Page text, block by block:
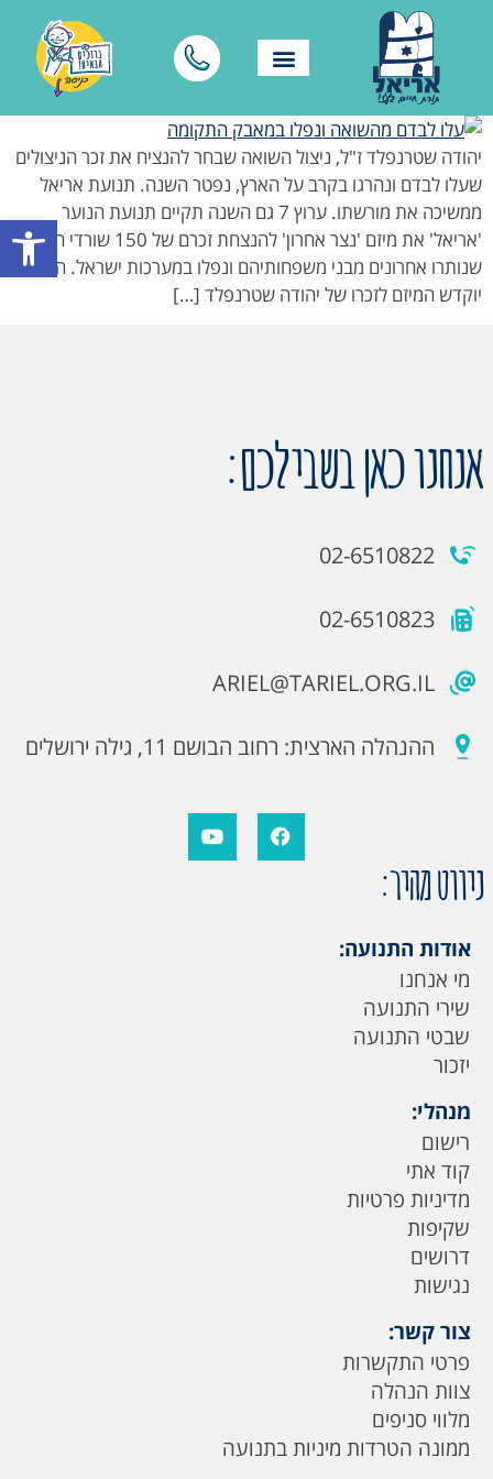
פתח
יהודה שטרנפלד ז"ל, ניצול השואה שבחר להנציח את זכר הניצולים
שעלו לבדם ונהרגו בקרב על הארץ, נפטר השנה. תנועת אריאל
ממשיכה את מורשתו. ערוץ 7 גם השנה תקיים תנועת הנוער
'אריאל' את מיזם 'נצר אחרון' להנצחת זכרם של 150 שורדי השואה
שנותרו אחרונים מבני משפחותיהם ונפלו במערכות ישראל. השנה
יוקדש המיזם לזכרו של יהודה שטרנפלד […]
אנחנו כאן בשבילכם:
02-6510822
02-6510823
ARIEL@TARIEL.ORG.IL
ההנהלה הארצית: רחוב הבושם 11, גילה ירושלים
ניווט מהיר:
אודות התנועה:
מי אנחנו
שירי התנועה
שבטי התנועה
יזכור
מנהלי:
רישום
קוד אתי
מדיניות פרטיות
שקיפות
דרושים
נגישות
צור קשר:
פרטי התקשרות
צוות הנהלה
מלווי סניפים
ממונה הטרדות מיניות בתנועה